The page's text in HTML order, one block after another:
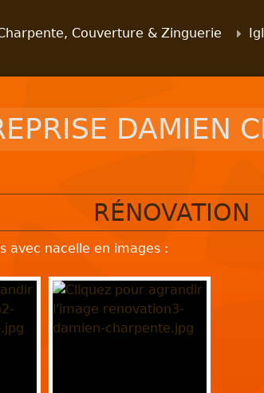
Couverture & Zinguerie
DAMIEN
RÉNOVATION
avec nacelle en images :